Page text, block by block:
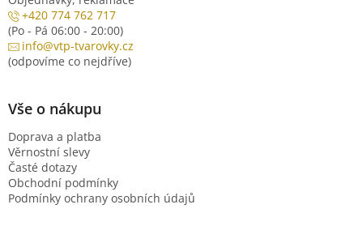
+420 774 762 717
(Po - Pá 06:00 - 20:00)
info@vtp-tvarovky.cz
(odpovíme co nejdříve)
Vše o nákupu
Doprava a platba
Věrnostní slevy
Časté dotazy
Obchodní podmínky
Podmínky ochrany osobních údajů